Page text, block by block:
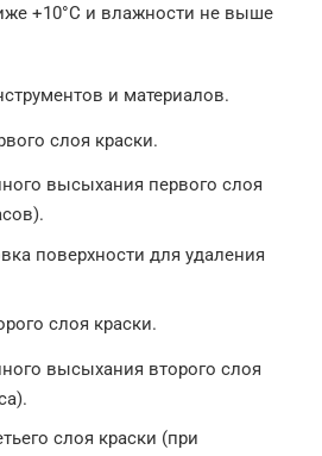
+10°C и влажности не выше
и материалов.
слоя краски.
высыхания первого слоя
поверхности для удаления
слоя краски.
высыхания второго слоя
слоя краски (при